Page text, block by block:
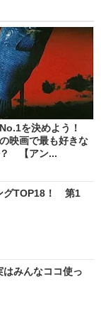
No.1を決めよう！
映画で最も好きな
【アン...
グTOP18！ 第1
みんなココ使っ